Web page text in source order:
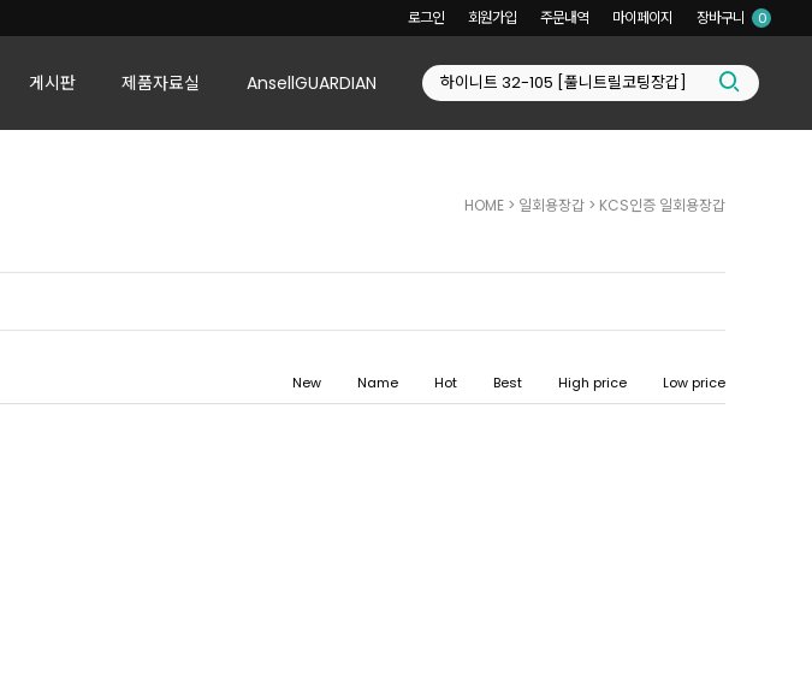
로그인 회원가입 주문내역 마이페이지 장바구니 0
게시판 제품자료실 AnsellGUARDIAN
HOME > 일회용장갑 > KCS인증 일회용장갑
New Name Hot Best High price Low price